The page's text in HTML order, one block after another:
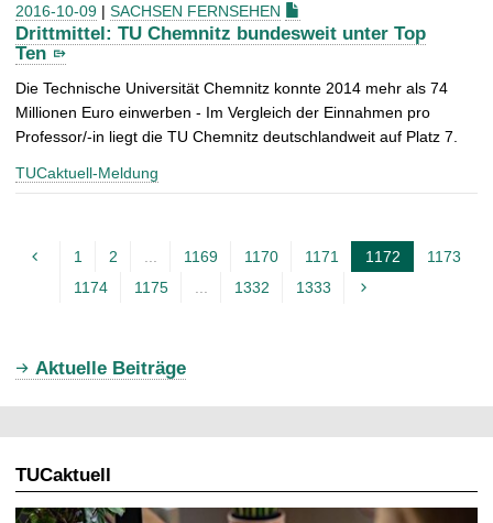
2016-10-09 | SACHSEN FERNSEHEN
Drittmittel: TU Chemnitz bundesweit unter Top
Ten
Die Technische Universität Chemnitz konnte 2014 mehr als 74
Millionen Euro einwerben - Im Vergleich der Einnahmen pro
Professor/-in liegt die TU Chemnitz deutschlandweit auf Platz 7.
TUCaktuell-Meldung
1 2 ... 1169 1170 1171 1172
l
l
1173
1174
1175 ... 1332 1333
Aktuelle Beiträge
TUCaktuell